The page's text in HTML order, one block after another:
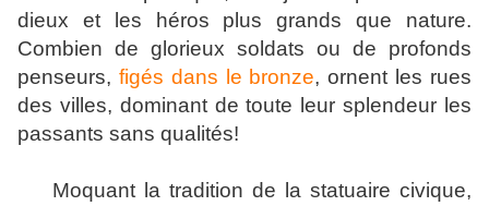
dieux et les héros plus grands que nature.
Combien de glorieux soldats ou de profonds
penseurs, figés dans le bronze, ornent les rues
des villes, dominant de toute leur splendeur les
passants sans qualités!
Moquant la tradition de la statuaire civique,